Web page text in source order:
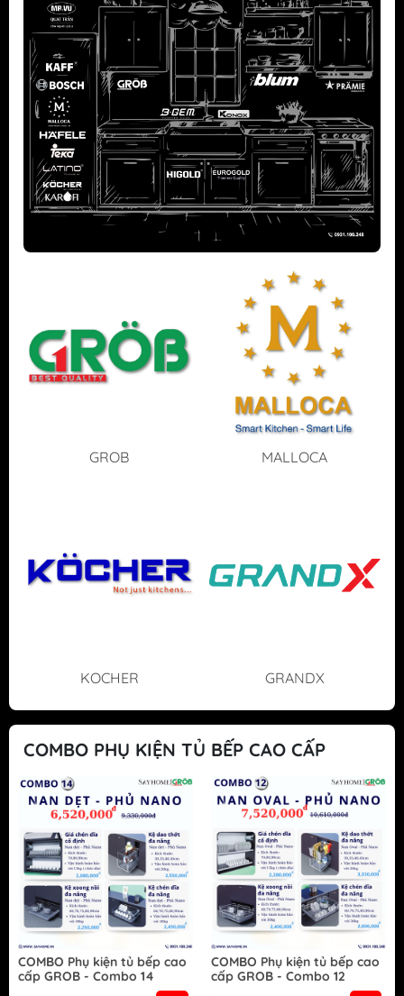
GROB MALLOCA
KOCHER GRANDX
COMBO PHỤ KIỆN TỦ BẾP CAO CẤP
COMBO Phụ kiện tủ bếp cao
cấp GROB - Combo 14
COMBO Phụ kiện tủ bếp cao
cấp GROB - Combo 12